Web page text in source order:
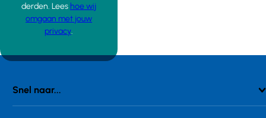
derden. Lees hoe wij
omgaan met jouw
privacy.
Snel naar...